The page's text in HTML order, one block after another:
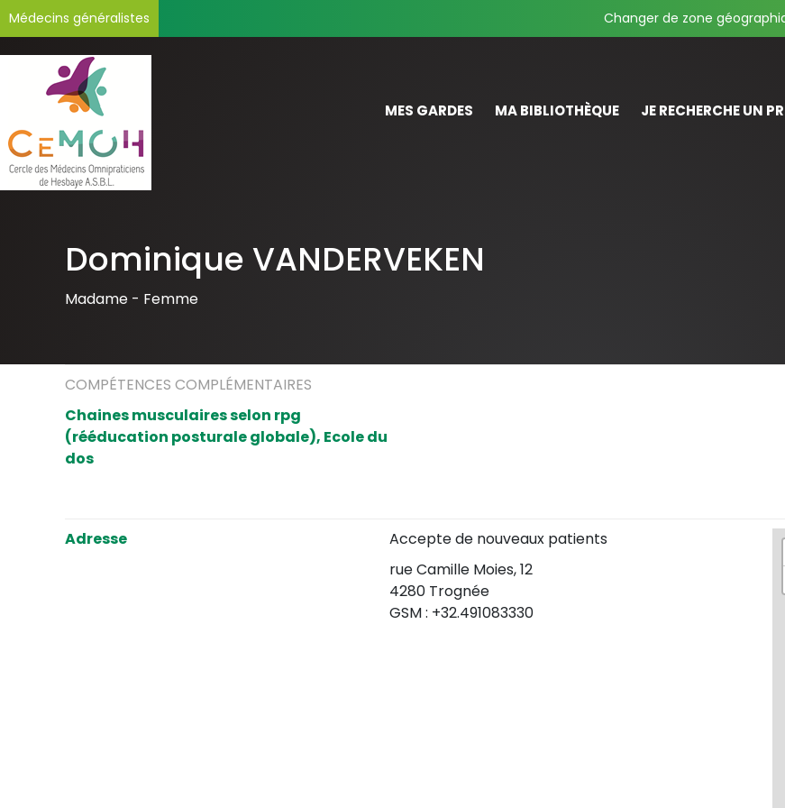
Médecins généralistes Changer de zone
MES GARDES MA BIBLIOTHÈQUE JE RECHERCHE UN
Dominique VANDERVEKEN
Madame - Femme
COMPÉTENCES COMPLÉMENTAIRES
Chaines musculaires selon rpg
(rééducation posturale globale), Ecole du
dos
Adresse
Accepte de nouveaux patients
rue Camille Moies, 12
4280 Trognée
GSM : +32.491083330